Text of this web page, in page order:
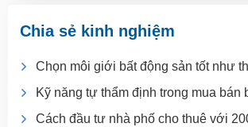
Chia sẻ kinh nghiệm
Chọn môi giới bất động sản tốt như
Kỹ năng tự thẩm định trong mua bán
Cách đầu tư nhà phố cho thuê với